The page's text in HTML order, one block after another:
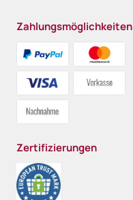
Zahlungsmöglichkeiten
Zertifizierungen